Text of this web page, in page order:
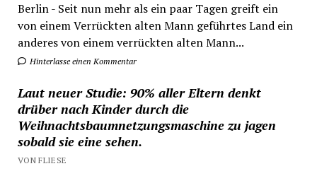
Berlin - Seit nun mehr als ein paar Tagen greift ein
von einem Verrückten alten Mann geführtes Land ein
anderes von einem verrückten alten Mann...
Hinterlasse einen Kommentar
Laut neuer Studie: 90% aller Eltern denkt
drüber nach Kinder durch die
Weihnachtsbaumnetzungsmaschine zu jagen
sobald sie eine sehen.
VON FLIESE